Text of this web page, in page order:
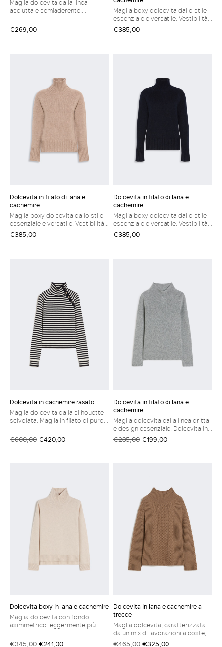
Maglia dolcevita dalla linea
asciutta e semiaderente.
di lana e cachemire Collo alto a
costine Maniche lunghe a giro
€269,00
Maglia boxy dolcevita dallo stile
essenziale e versatile. Vestibilità
regolare Dolcevita in filato di lana
e cachemire Collo alto Maniche
€385,00
Dolcevita in filato di lana e
cachemire
Maglia boxy dolcevita dallo stile
essenziale e versatile. Vestibilità
regolare Dolcevita in filato di lana
e cachemire Collo alto Maniche
€385,00
Dolcevita in filato di lana e
cachemire
Maglia boxy dolcevita dallo stile
essenziale e versatile. Vestibilità
regolare Dolcevita in filato di lana
e cachemire Collo alto Maniche
€385,00
Dolcevita in cachemire rasato
Maglia dolcevita dalla silhouette
scivolata. Maglia in filato di puro
rasato Collo montante Maniche
lunghe raglan Chiusura sulla
€600,00 €420,00
Dolcevita in filato di lana e
cachemire
Maglia dolcevita dalla linea dritta
e design essenziale. Dolcevita in
filato di lana e cachemire Collo
alto Maniche lunghe a kimono
€285,00 €199,00
Dolcevita boxy in lana e cachemire
Maglia dolcevita con fondo
asimmetrico leggermente più
di lana e cachemire Linea boxy
€345,00 €241,00
Dolcevita in lana e cachemire a
trecce
Maglia dolcevita, caratterizzata
da un mix di lavorazioni a coste,
trecce e losanghe. Dolcevita in
€465,00 €325,00